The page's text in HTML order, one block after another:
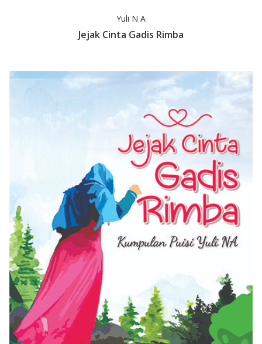
Yuli N A
Jejak Cinta Gadis Rimba